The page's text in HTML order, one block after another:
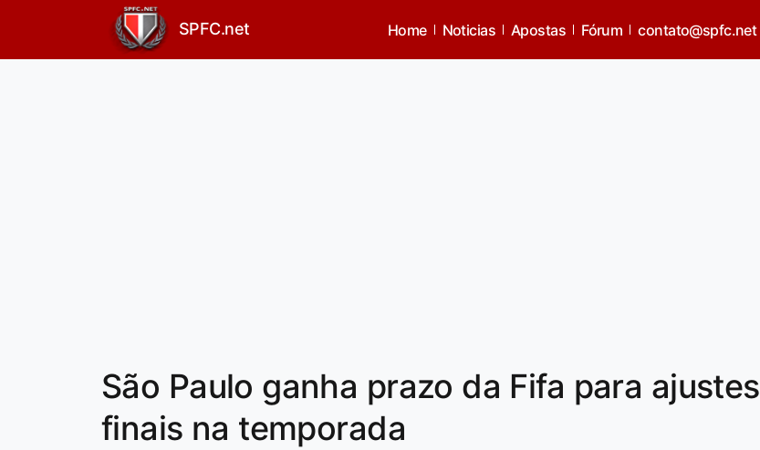
SPFC.net Home Noticias Apostas Fórum contato@spfc.net
São Paulo ganha prazo da Fifa para ajustes
finais na temporada